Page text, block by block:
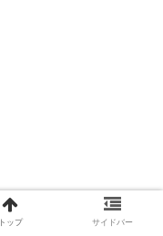
トップ サイドバー